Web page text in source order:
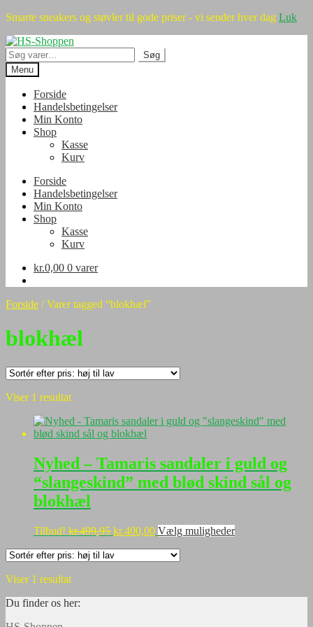
Smarte sneakers og støvler til gode priser - vi sender hver dag Luk
Spring
til
navigation
Spring
til
indhold
Søg
efter:
Søg
Menu
Forside
Handelsbetingelser
Min Konto
Shop
Kasse
Kurv
Forside
Handelsbetingelser
Min Konto
Shop
Kasse
Kurv
kr.0,00 0 varer
Forside /Varer tagged “blokhæl”
blokhæl
Viser 1 resultat
Nyhed – Tamaris sandaler i guld og
“slangeskind” med blød skind sål og
blokhæl
Tilbud! kr.499,95 Den
pris
kr.400,00Den
Vælg mulighederDette
Viser 1 resultat
Du finder os her: